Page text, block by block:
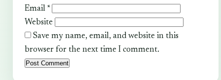
Email *
Website
Save my name, email, and website in this
browser for the next time I comment.